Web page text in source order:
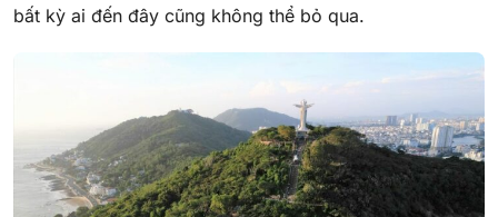
bất kỳ ai đến đây cũng không thể bỏ qua.